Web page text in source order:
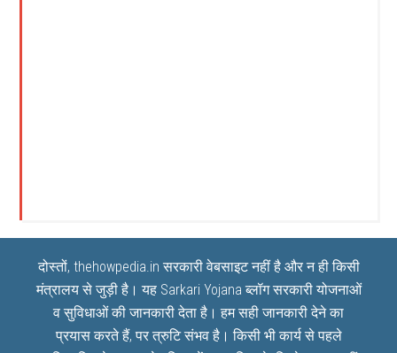
दोस्तों, thehowpedia.in सरकारी वेबसाइट नहीं है और न ही किसी
मंत्रालय से जुड़ी है। यह Sarkari Yojana ब्लॉग सरकारी योजनाओं
व सुविधाओं की जानकारी देता है। हम सही जानकारी देने का
प्रयास करते हैं, पर त्रुटि संभव है। किसी भी कार्य से पहले